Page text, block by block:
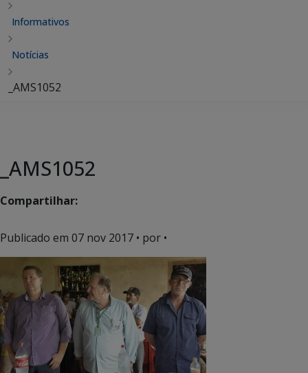
Informativos
Notícias
_AMS1052
_AMS1052
Compartilhar:
Publicado em 07 nov 2017 • por •